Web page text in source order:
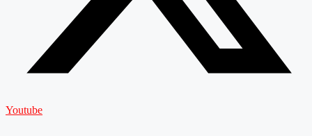
Youtube